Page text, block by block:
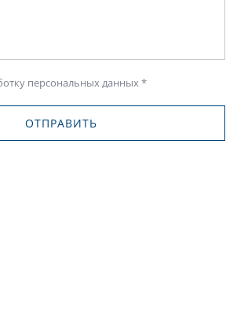
персональных данных *